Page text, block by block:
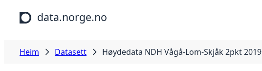
Hopp til hovudinnhald
data.norge.no
Heim Datasett Høydedata NDH Vågå-Lom-Skjåk 2pkt 2019